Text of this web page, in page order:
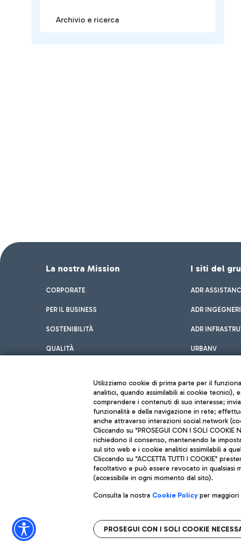
Archivio e ricerca
La nostra Mission
CORPORATE
PER IL BUSINESS
SOSTENIBILITÀ
QUALITÀ
I siti del
ADR
ADR
ADR
URBANV
Aeroporti di Roma S.p.A. - Società soggetta a direzione e coordinamento di
Codice fiscale e Registro delle Imprese di Roma 13032990155 P. IVA
Capitale sociale 62.224.743,00 int. vers.
Sede legale: Via Pier Paolo Racchetti 1 - 00054 Fiumicino (RM) telefono +39 06
Utilizziamo cookie di prima parte per il
analitici, quando assimilabili ai cookie tecnici),
comprendere i contenuti di suo interesse;
funzionalità e della navigazione in rete;
anche attraverso interazioni social network
Cliccando su "PROSEGUI CON I SOLI
richiedono il consenso, mantenendo le
sul sito web e i cookie analitici assimilabili a
Cliccando su "ACCETTA TUTTI I COOKIE"
facoltativo e può essere revocato in qualsiasi
(accessibile in ogni momento dal sito).
Consulta la nostra Cookie Policyper maggiori
PROSEGUI CON I SOLI COOKIE